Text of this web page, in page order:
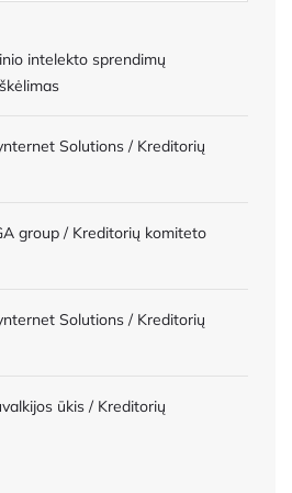
intelekto sprendimų
Solutions / Kreditorių
group / Kreditorių komiteto
Solutions / Kreditorių
ūkis / Kreditorių